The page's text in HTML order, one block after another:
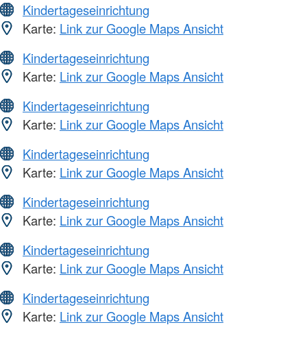
Kindertageseinrichtung
Karte: Link zur Google Maps Ansicht
Kindertageseinrichtung
Karte: Link zur Google Maps Ansicht
Kindertageseinrichtung
Karte: Link zur Google Maps Ansicht
Kindertageseinrichtung
Karte: Link zur Google Maps Ansicht
Kindertageseinrichtung
Karte: Link zur Google Maps Ansicht
Kindertageseinrichtung
Karte: Link zur Google Maps Ansicht
Kindertageseinrichtung
Karte: Link zur Google Maps Ansicht